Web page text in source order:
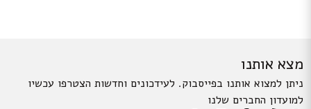
מצא אותנו
ניתן למצוא אותנו בפייסבוק. לעידכונים וחדשות הצטרפו עכשיו
למועדון החברים שלנו